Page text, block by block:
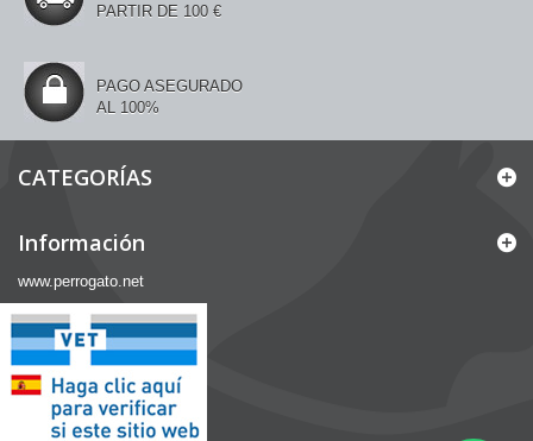
PARTIR DE 100 €
PAGO ASEGURADO
AL 100%
CATEGORÍAS
Información
www.perrogato.net